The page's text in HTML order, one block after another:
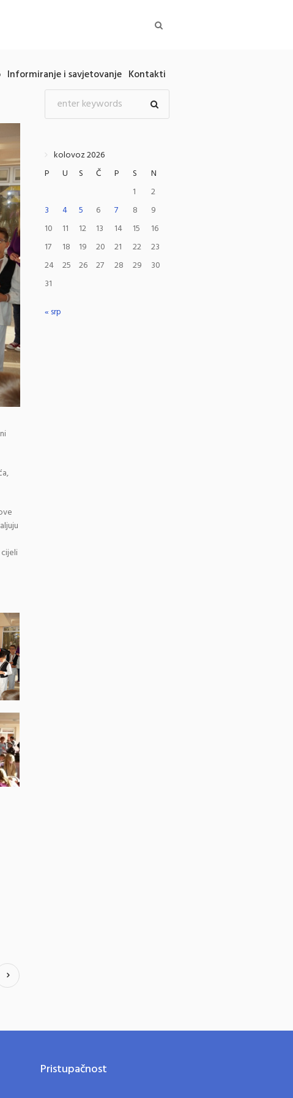
Informiranje i savjetovanje Kontakti
kolovoz 2026
P
U S Č P S
N
1
2
3
4 5 6 7 8
9
10
11 12 13 14 15
16
17
18 19 20 21 22
23
24
25 26 27 28 29
30
31
« srp
Pristupačnost